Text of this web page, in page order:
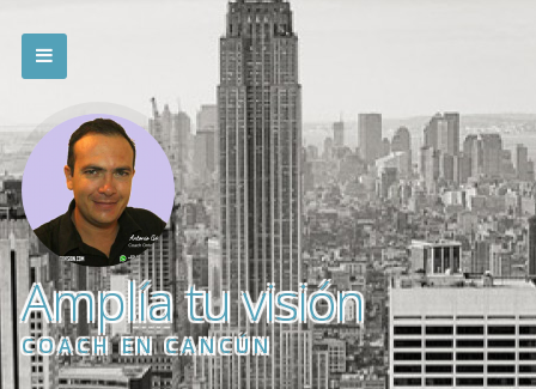
Amplía tu visión
COACH EN CANCÚN